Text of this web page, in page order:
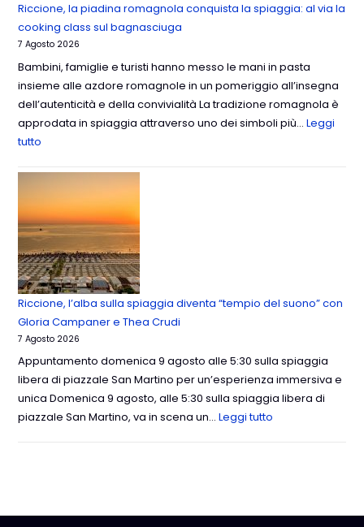
Riccione, la piadina romagnola conquista la spiaggia: al via la
cooking class sul bagnasciuga
7 Agosto 2026
Bambini, famiglie e turisti hanno messo le mani in pasta
insieme alle azdore romagnole in un pomeriggio all’insegna
dell’autenticità e della convivialità La tradizione romagnola è
approdata in spiaggia attraverso uno dei simboli più…Leggi
tutto
Riccione, l’alba sulla spiaggia diventa “tempio del suono” con
Gloria Campaner e Thea Crudi
7 Agosto 2026
Appuntamento domenica 9 agosto alle 5:30 sulla spiaggia
libera di piazzale San Martino per un’esperienza immersiva e
unica Domenica 9 agosto, alle 5:30 sulla spiaggia libera di
piazzale San Martino, va in scena un…Leggi tutto